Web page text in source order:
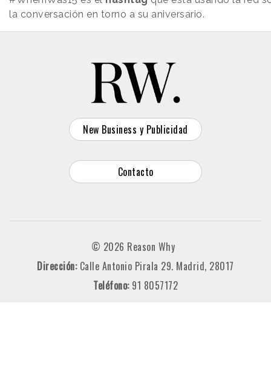
la conversación en torno a su aniversario.
New Business y Publicidad
Contacto
© 2026 Reason Why
Dirección: Calle Antonio Pirala 29. Madrid, 28017
Teléfono: 91 8057172